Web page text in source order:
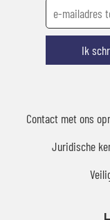
Ik
Contact met ons
Juridische